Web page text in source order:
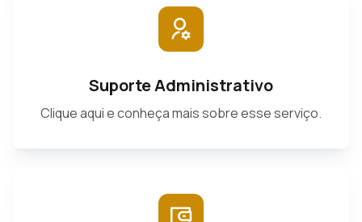
Suporte Administrativo
Clique aqui e conheça mais sobre esse serviço.